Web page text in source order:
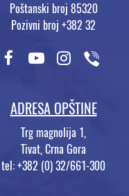
Poštanski broj 85320
Pozivni broj +382 32
ADRESA OPŠTINE
Trg magnolija 1,
Tivat, Crna Gora
tel: +382 (0) 32/661-300